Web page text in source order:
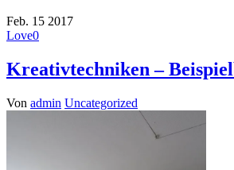
Feb. 15 2017
Love0
Kreativtechniken –
Von admin Uncategorized